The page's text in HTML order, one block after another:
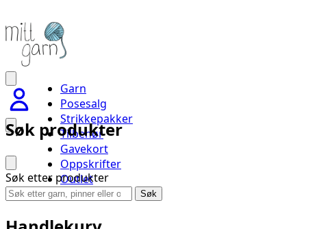
Garn
Posesalg
Strikkepakker
Tilbehør
Gavekort
Oppskrifter
Outlet
Handlevogn
Søk produkter
Søk etter produkter
Søk